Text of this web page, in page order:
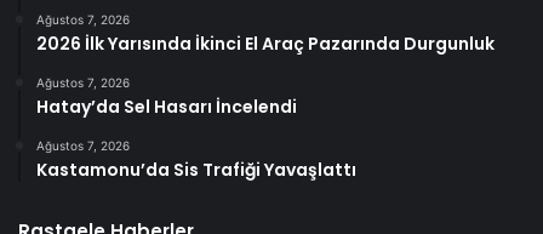
Ağustos 7, 2026
2026 İlk Yarısında İkinci El Araç Pazarında Durgunluk
Ağustos 7, 2026
Hatay’da Sel Hasarı İncelendi
Ağustos 7, 2026
Kastamonu’da Sis Trafiği Yavaşlattı